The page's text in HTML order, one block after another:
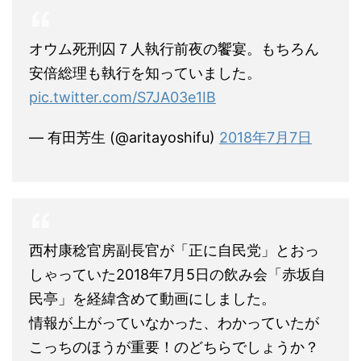
オウム死刑囚７人執行前夜の饗宴。もちろん
安倍総理も執行を知っていました。
pic.twitter.com/S7JA03e1IB
— 有田芳生 (@aritayoshifu) 2018年7月7日
西村康稔官房副長官が「正に自民党」とおっ
しゃっていた2018年7月5日の飲み会「赤坂自
民亭」を経緯含めて動画にしました。
情報が上がっていなかった、わかっていたが
こっちのほうが重要！のどちらでしょうか？